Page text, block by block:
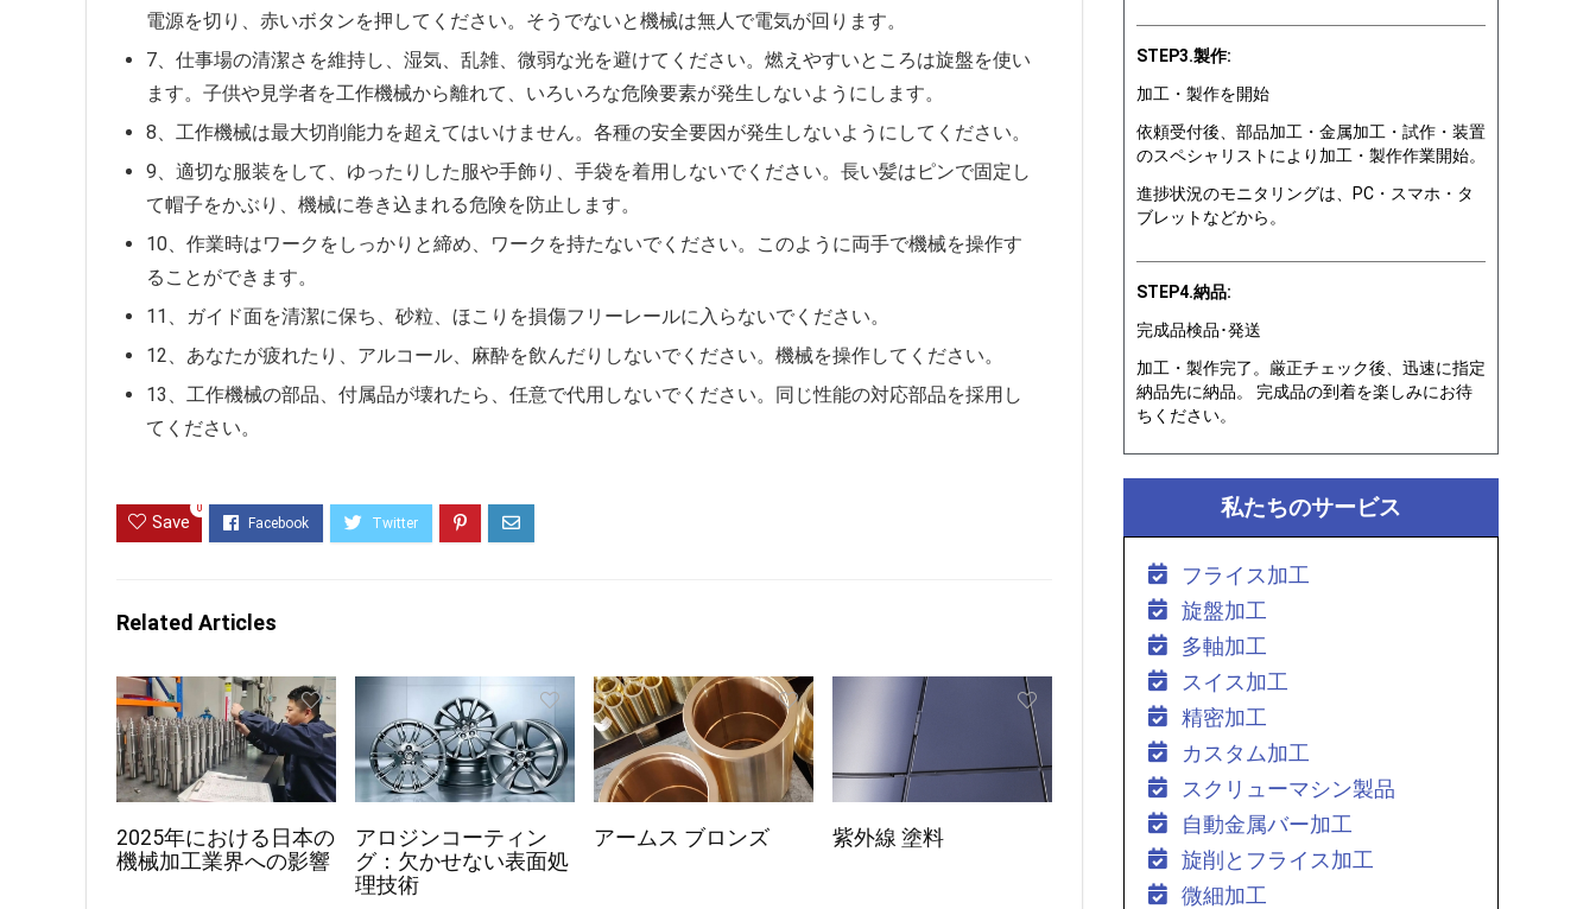
電源を切り、赤いボタンを押してください。そうでないと機械は無人で電気が回ります。
7、仕事場の清潔さを維持し、湿気、乱雑、微弱な光を避けてください。燃えやすいところは旋盤を使い
ます。子供や見学者を工作機械から離れて、いろいろな危険要素が発生しないようにします。
8、工作機械は最大切削能力を超えてはいけません。各種の安全要因が発生しないようにしてください。
9、適切な服装をして、ゆったりした服や手飾り、手袋を着用しないでください。長い髪はピンで固定し
て帽子をかぶり、機械に巻き込まれる危険を防止します。
10、作業時はワークをしっかりと締め、ワークを持たないでください。このように両手で機械を操作す
ることができます。
11、ガイド面を清潔に保ち、砂粒、ほこりを損傷フリーレールに入らないでください。
12、あなたが疲れたり、アルコール、麻酔を飲んだりしないでください。機械を操作してください。
13、工作機械の部品、付属品が壊れたら、任意で代用しないでください。同じ性能の対応部品を採用し
てください。
Save
0
Related Articles
2025年における日本の
機械加工業界への影響
アロジンコーティン
グ：欠かせない表面処
理技術
アームス ブロンズ 紫外線 塗料
STEP3.製作:
加工・製作を開始
依頼受付後、部品加工・金属加工・試作・装置
のスペシャリストにより加工・製作作業開始。
進捗状況のモニタリングは、PC・スマホ・タ
ブレットなどから。
STEP4.納品:
完成品検品･発送
加工・製作完了。厳正チェック後、迅速に指定
納品先に納品。 完成品の到着を楽しみにお待
ちください。
私たちのサービス
フライス加工
旋盤加工
多軸加工
スイス加工
精密加工
カスタム加工
スクリューマシン製品
自動金属バー加工
旋削とフライス加工
微細加工